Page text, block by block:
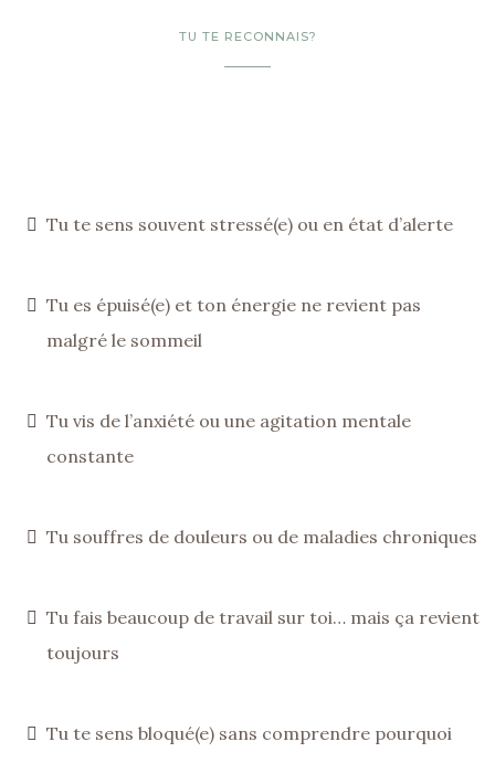
TU TE RECONNAIS?
Tu te sens souvent stressé(e) ou en état d’alerte
Tu es épuisé(e) et ton énergie ne revient pas
malgré le sommeil
Tu vis de l’anxiété ou une agitation mentale
constante
Tu souffres de douleurs ou de maladies chroniques
Tu fais beaucoup de travail sur toi… mais ça revient
toujours
Tu te sens bloqué(e) sans comprendre pourquoi